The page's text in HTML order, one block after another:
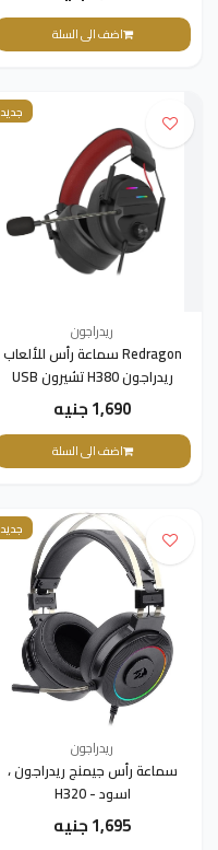
اضف الى السلة
جديد
ريدراجون
Redragon سماعة رأس للألعاب
ريدراجون H380 تشيرون USB
1,690 جنيه
اضف الى السلة
جديد
ريدراجون
سماعة رأس جيمنج ريدراجون ،
اسود - H320
1,695 جنيه